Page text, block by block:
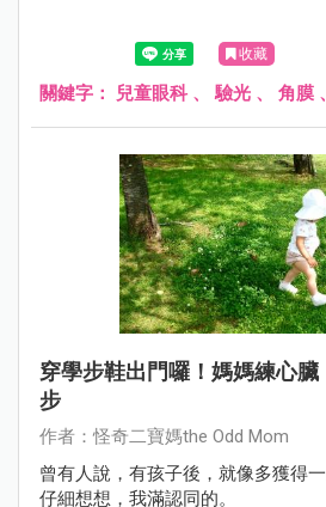
收藏
關鍵字： 兒童眼科、 驗光 、 角膜
穿學步鞋出門囉！媽媽練心
步
作者：怪奇二寶媽the Odd Mom
曾有人說，有孩子後，就像多獲得
仔細想想，我滿認同的。